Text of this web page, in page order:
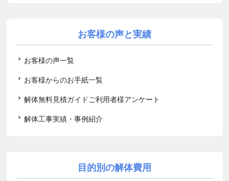
お客様の声と実績
お客様の声一覧
お客様からのお手紙一覧
解体無料見積ガイドご利用者様アンケート
解体工事実績・事例紹介
目的別の解体費用